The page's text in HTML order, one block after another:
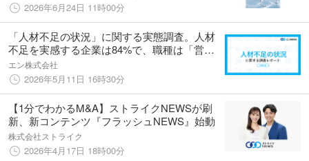
2026年6月24日 11時00分
「人材不足の状況」に関する実態調査。人材
不足を実感する企業は84%で、職種は「営業
職」が最多。不足理由トップ2は「退職による
欠員」「中途採用で人員確保できなかっ
た」。
エン株式会社
2026年5月11日 16時30分
【1分でわかるM&A】ストライクNEWSが刷
新、新コンテンツ『フラッシュNEWS』始動
株式会社ストライク
2026年4月17日 18時00分